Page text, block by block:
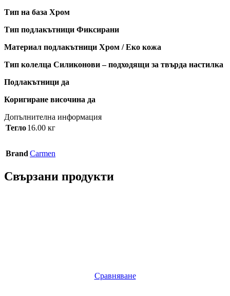
Тип на база Хром
Тип подлакътници Фиксирани
Материал подлакътници Хром / Еко кожа
Тип колелца Силиконови – подходящи за твърда настилка
Подлакътници да
Коригиране височина да
Допълнителна информация
Тегло16.00 кг
Brand Carmen
Свързани продукти
Сравняване